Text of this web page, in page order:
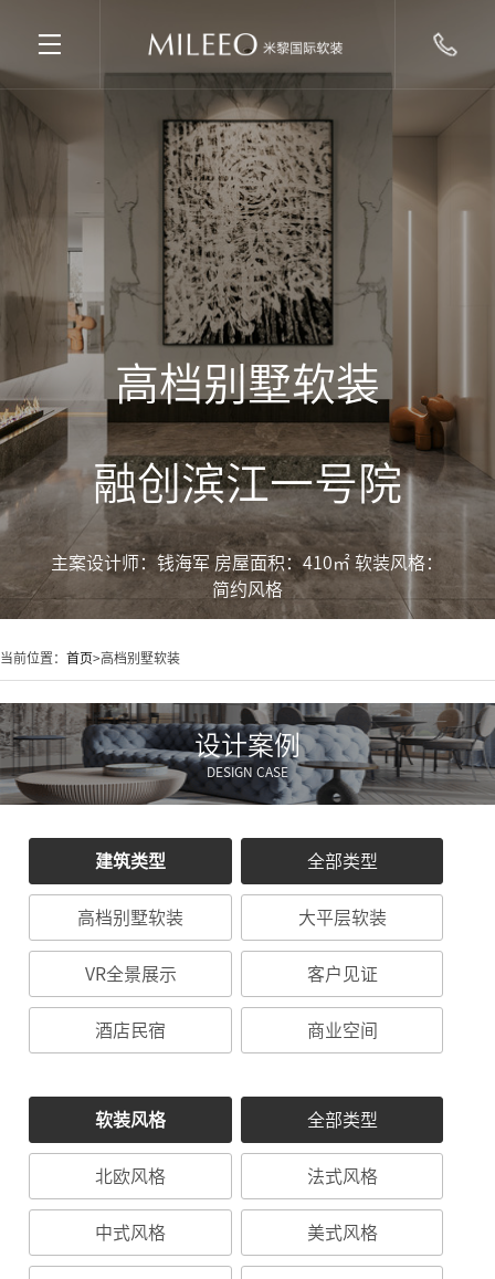
高档别墅软装
融创滨江一号院
主案设计师：钱海军房屋面积：410㎡ 软装风格：
简约风格
当前位置： 首页>高档别墅软装
设计案例
DESIGN CASE
建筑类型 全部类型
高档别墅软装 大平层软装
VR全景展示 客户见证
酒店民宿 商业空间
软装风格 全部类型
北欧风格 法式风格
中式风格 美式风格